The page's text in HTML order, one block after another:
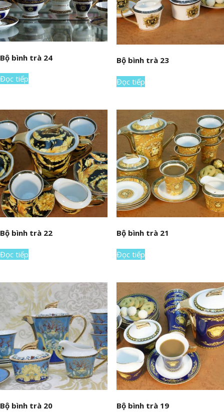
Bộ bình trà 24
Đọc tiếp
Bộ bình trà 23
Đọc tiếp
Bộ bình trà 22
Đọc tiếp
Bộ bình trà 21
Đọc tiếp
Bộ bình trà 20 Bộ bình trà 19